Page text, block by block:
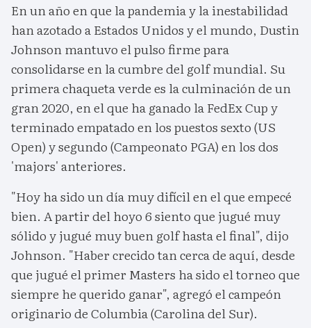
En un año en que la pandemia y la inestabilidad
han azotado a Estados Unidos y el mundo, Dustin
Johnson mantuvo el pulso firme para
consolidarse en la cumbre del golf mundial. Su
primera chaqueta verde es la culminación de un
gran 2020, en el que ha ganado la FedEx Cup y
terminado empatado en los puestos sexto (US
Open) y segundo (Campeonato PGA) en los dos
'majors' anteriores.
"Hoy ha sido un día muy difícil en el que empecé
bien. A partir del hoyo 6 siento que jugué muy
sólido y jugué muy buen golf hasta el final", dijo
Johnson. "Haber crecido tan cerca de aquí, desde
que jugué el primer Masters ha sido el torneo que
siempre he querido ganar", agregó el campeón
originario de Columbia (Carolina del Sur).